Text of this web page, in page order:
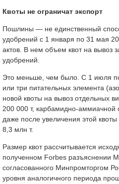
Квоты не ограничат экспорт
Пошлины — не единственный
удобрений с 1 января по 31 мая
актов. В нем объем квот на вывоз
удобрений.
Это меньше, чем было. С 1 июля
или три питательных элемента
новой квоты на вывоз отдельных
200 000 т, карбамидно-
даже после увеличения этой
8,3 млн т.
Размер квот рассчитывается
полученном Forbes разъяснении
согласованного Минпромторгом
уровня аналогичного периода